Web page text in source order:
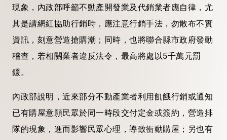
現象，內政部呼籲不動產開發業及代銷業者應自律，尤
其是請網紅協助行銷時，應注意行銷手法，勿散布不實
資訊，刻意營造搶購潮；同時，也將聯合縣市政府發動
稽查，若相關業者違反法令，最高將處以5千萬元罰
鍰。
內政部說明，近來部分不動產業者利用飢餓行銷或通知
已有購屋意願民眾於同一時段交付定金或簽約，營造排
隊的現象，進而影響民眾心理，導致衝動購屋；另也有